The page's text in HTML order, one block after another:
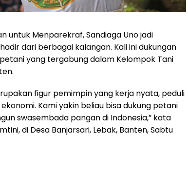
untuk Menparekraf, Sandiaga Uno jadi
dari berbagai kalangan. Kali ini dukungan
yang tergabung dalam Kelompok Tani
figur pemimpin yang kerja nyata, peduli
Kami yakin beliau bisa dukung petani
swasembada pangan di Indonesia,” kata
di Desa Banjarsari, Lebak, Banten, Sabtu